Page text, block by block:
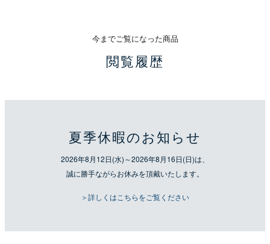
今までご覧になった商品
閲覧履歴
夏季休暇のお知らせ
2026年8月12日(水)～2026年8月16日(日)は、
誠に勝手ながらお休みを頂戴いたします。
＞詳しくはこちらをご覧ください